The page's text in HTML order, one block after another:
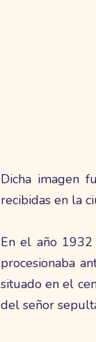
Dicha imagen
recibidas en la
En el año
procesionaba
situado en el
del señor